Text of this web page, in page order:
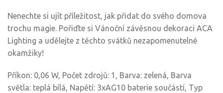
Nenechte si ujít příležitost, jak přidat do svého domova
trochu magie. Pořiďte si Vánoční závěsnou dekoraci ACA
Lighting a udělejte z těchto svátků nezapomenutelné
okamžiky!
Příkon: 0,06 W, Počet zdrojů: 1, Barva: zelená, Barva
světla: teplá bílá, Napětí: 3xAG10 baterie součástí, Typ